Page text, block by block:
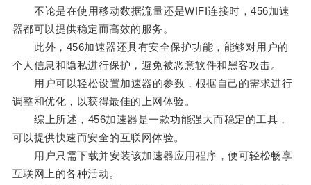
不论是在使用移动数据流量还是WIFI连接时，456加速
器都可以提供稳定而高效的服务。
此外，456加速器还具有安全保护功能，能够对用户的
个人信息和隐私进行保护，避免被恶意软件和黑客攻击。
用户可以轻松设置加速器的参数，根据自己的需求进行
调整和优化，以获得最佳的上网体验。
综上所述，456加速器是一款功能强大而稳定的工具，
可以提供快速而安全的互联网体验。
用户只需下载并安装该加速器应用程序，便可轻松畅享
互联网上的各种活动。